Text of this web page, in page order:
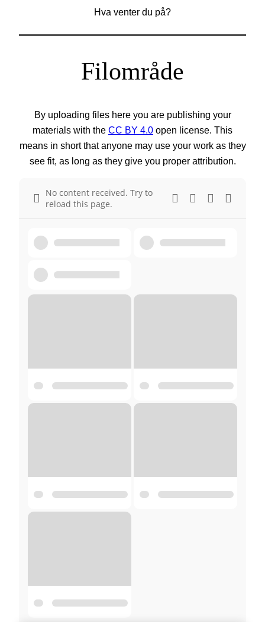
Hva venter du på?
Filområde
By uploading files here you are publishing your
materials with the CC BY 4.0 open license. This
means in short that anyone may use your work as they
see fit, as long as they give you proper attribution.
No content received. Try to
reload this page.